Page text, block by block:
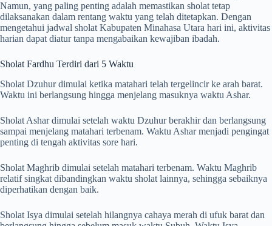
Namun, yang paling penting adalah memastikan sholat tetap
dilaksanakan dalam rentang waktu yang telah ditetapkan. Dengan
mengetahui jadwal sholat Kabupaten Minahasa Utara hari ini, aktivitas
harian dapat diatur tanpa mengabaikan kewajiban ibadah.
Sholat Fardhu Terdiri dari 5 Waktu
Sholat Dzuhur dimulai ketika matahari telah tergelincir ke arah barat.
Waktu ini berlangsung hingga menjelang masuknya waktu Ashar.
Sholat Ashar dimulai setelah waktu Dzuhur berakhir dan berlangsung
sampai menjelang matahari terbenam. Waktu Ashar menjadi pengingat
penting di tengah aktivitas sore hari.
Sholat Maghrib dimulai setelah matahari terbenam. Waktu Maghrib
relatif singkat dibandingkan waktu sholat lainnya, sehingga sebaiknya
diperhatikan dengan baik.
Sholat Isya dimulai setelah hilangnya cahaya merah di ufuk barat dan